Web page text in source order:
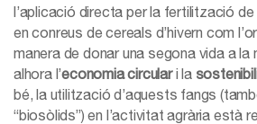
l’aplicació directa per la fertilització
en conreus de cereals d’hivern com
manera de donar una segona vida a la
alhora l’economia circulari la
bé, la utilització d’aquests fangs
“biosòlids”) en l’activitat agrària està